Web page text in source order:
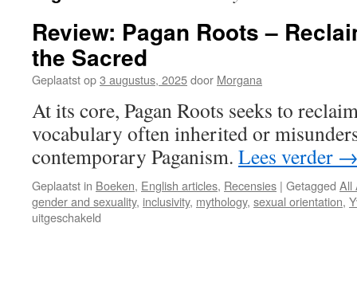
Review: Pagan Roots –
the Sacred
Geplaatst op3 augustus, 2025door Morgana
At its core, Pagan Roots seeks to
vocabulary often inherited or
contemporary Paganism. Lees verder
Geplaatst in Boeken, English articles, Recensies | Getagged All
gender and sexuality, inclusivity, mythology, sexual orientation,
uitgeschakeld